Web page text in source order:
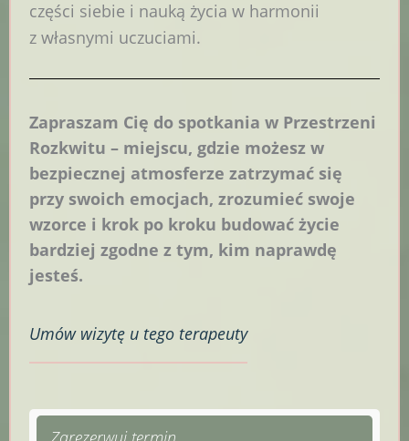
części siebie i nauką życia w harmonii
z własnymi uczuciami.
Zapraszam Cię do spotkania w Przestrzeni
Rozkwitu – miejscu, gdzie możesz w
bezpiecznej atmosferze zatrzymać się
przy swoich emocjach, zrozumieć swoje
wzorce i krok po kroku budować życie
bardziej zgodne z tym, kim naprawdę
jesteś.
Umówwizytę u tego terapeuty